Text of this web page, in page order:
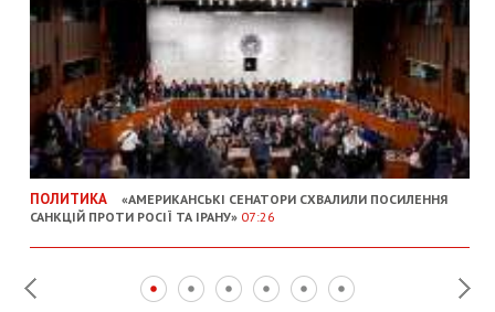
ПОЛИТИКА
«АМЕРИКАНСЬКІ СЕНАТОРИ СХВАЛИЛИ ПОСИЛЕННЯ
САНКЦІЙ ПРОТИ РОСІЇ ТА ІРАНУ» 07:26